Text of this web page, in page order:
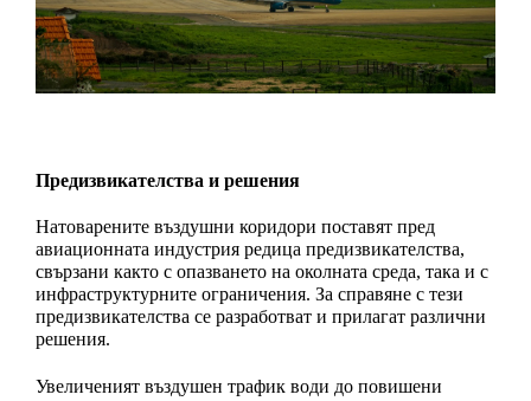
Предизвикателства и решения
Натоварените въздушни коридори поставят пред
авиационната индустрия редица предизвикателства,
свързани както с опазването на околната среда, така и с
инфраструктурните ограничения. За справяне с тези
предизвикателства се разработват и прилагат различни
решения.
Увеличеният въздушен трафик води до повишени